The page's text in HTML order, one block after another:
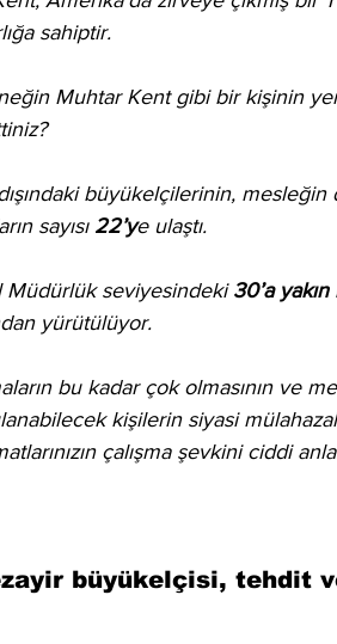
sahiptir.
Muhtar Kent gibi bir kişinin
büyükelçilerinin, mesleğin
sayısı 22’ye ulaştı.
Müdürlük seviyesindeki 30’a
yürütülüyor.
bu kadar çok olmasının ve
kişilerin siyasi
çalışma şevkini ciddi
büyükelçisi, tehdit